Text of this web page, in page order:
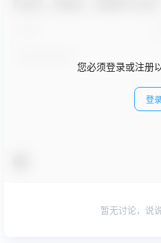
您必须登录或注册
登
暂无讨论，说